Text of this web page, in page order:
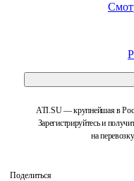
ATI.SU — крупнейшая в
Зарегистрируйтесь и
на
Поделиться